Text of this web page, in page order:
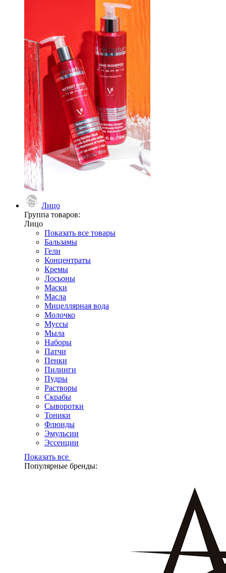
Лицо
Группа товаров:
Лицо
Показать все товары
Бальзамы
Гели
Концентраты
Кремы
Лосьоны
Маски
Масла
Мицеллярная вода
Молочко
Муссы
Мыла
Наборы
Патчи
Пенки
Пилинги
Пудры
Растворы
Скрабы
Сыворотки
Тоники
Флюиды
Эмульсии
Эссенции
Показать все
Популярные бренды: